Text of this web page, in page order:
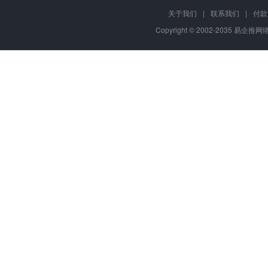
关于我们 | 联系我们 |
付
Copyright © 2002-2035 易企推网